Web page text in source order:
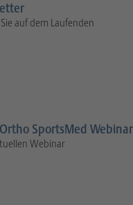
auf dem Laufenden
Ortho SportsMed
Webinar